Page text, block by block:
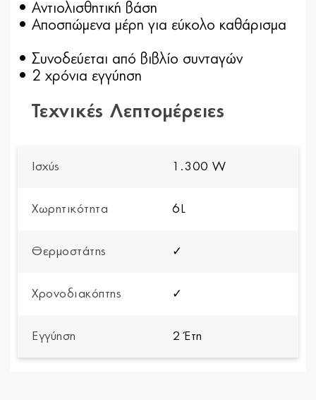
• Αντιολισθητική βάση
• Αποσπώμενα μέρη για εύκολο καθάρισμα
• Συνοδεύεται από βιβλίο συνταγών
• 2 χρόνια εγγύηση
Τεχνικές Λεπτομέρειες
Ισχύς 1.300 W
Χωρητικότητα 6L
Θερμοστάτης ✓
Χρονοδιακόπτης ✓
Εγγύηση 2 Έτη